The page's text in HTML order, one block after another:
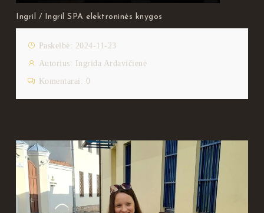
Ingril / Ingril SPA elektroninės knygos
Paskelbė: 2024-11-23
Autorius: Ingrida Ardavičienė
Komentarai: 0